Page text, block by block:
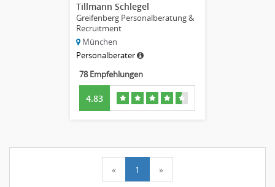
Tillmann Schlegel
Greifenberg Personalberatung &
Recruitment
München
Personalberater
78 Empfehlungen
4.83
« 1 »